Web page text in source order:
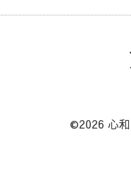
©2026 心和